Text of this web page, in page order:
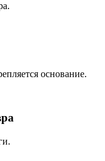
основание.